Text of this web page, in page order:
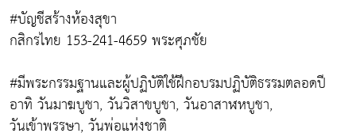
#บัญชีสร้างห้องสุขา
กสิกรไทย 153-241-4659 พระศุภชัย
#มีพระกรรมฐานและผู้ปฏิบัติใช้ฝึกอบรมปฏิบัติธรรมตลอดปี
อาทิ วันมาฆบูชา, วันวิสาขบูชา, วันอาสาฬหบูชา,
วันเข้าพรรษา, วันพ่อแห่งชาติ